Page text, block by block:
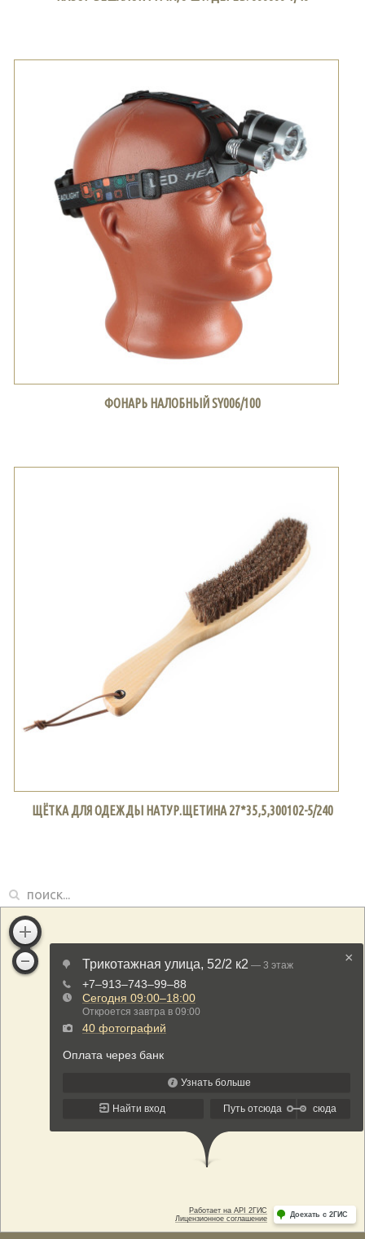
ФОНАРЬ НАЛОБНЫЙ SY006/100
ЩЁТКА ДЛЯ ОДЕЖДЫ НАТУР.ЩЕТИНА 27*35,5,300102-5/240